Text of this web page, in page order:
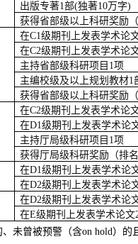
出版专著1部(独著10万字)
获得省部级以上科研奖励
在C1级期刊上发表学术论
在C2级期刊上发表学术论
主持省部级科研项目 1项
主编校级及以上规划教材1
获得省部级以上科研奖励
在C2级期刊上发表学术论
在D1级期刊上发表学术论
主持厅局级科研项目 1项
获得厅局级科研奖励（排
在D1级期刊上发表学术论
在D2级期刊上发表学术论
在D2级期刊上发表学术论
在E级期刊上发表学术论文
未曾被预警（含on hold）